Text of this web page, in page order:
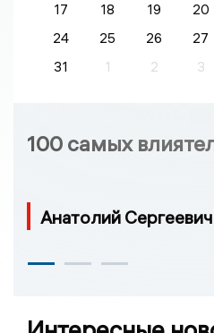
17
18 19 20
24
25 26 27
31
1 2 3
100 самых
Анатолий